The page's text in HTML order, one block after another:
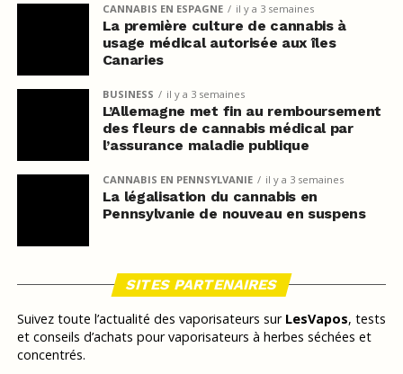
CANNABIS EN ESPAGNE il y a 3 semaines
La première culture de cannabis à
usage médical autorisée aux îles
Canaries
BUSINESS il y a 3 semaines
L’Allemagne met fin au remboursement
des fleurs de cannabis médical par
l’assurance maladie publique
CANNABIS EN PENNSYLVANIE il y a 3 semaines
La légalisation du cannabis en
Pennsylvanie de nouveau en suspens
SITES PARTENAIRES
Suivez toute l’actualité des vaporisateurs sur LesVapos, tests
et conseils d’achats pour vaporisateurs à herbes séchées et
concentrés.